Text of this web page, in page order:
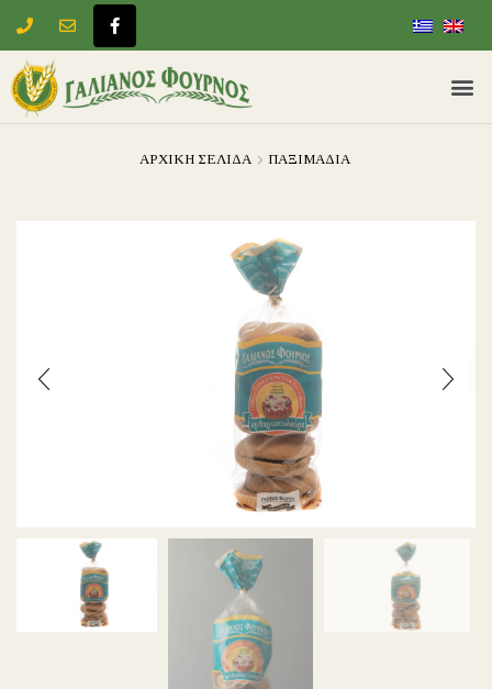
ΑΡΧΙΚΉ ΣΕΛΊΔΑ ΠΑΞΙΜΑΔΙΑ